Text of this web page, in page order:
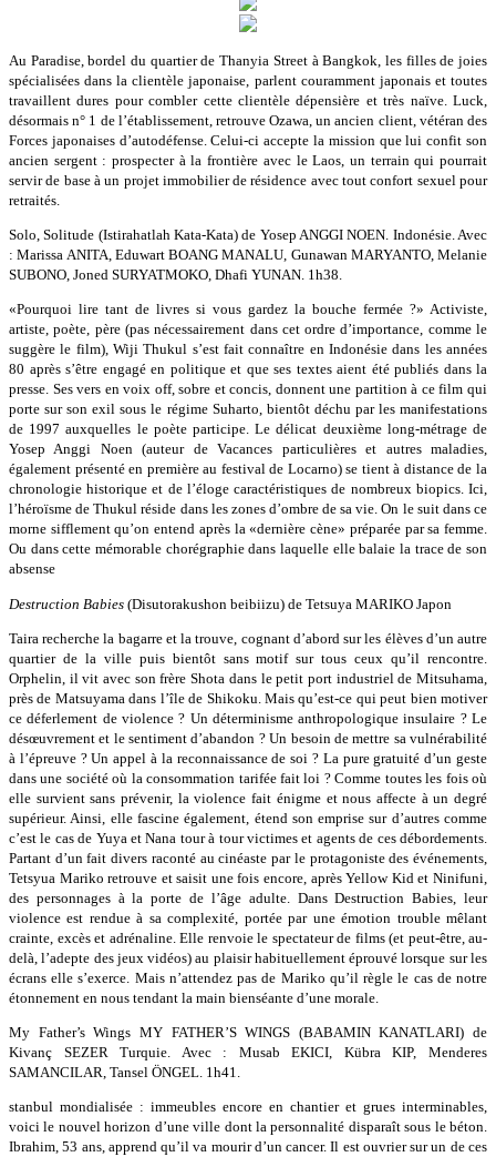
Au Paradise, bordel du quartier de Thanyia Street à Bangkok, les filles de joies
spécialisées dans la clientèle japonaise, parlent couramment japonais et toutes
travaillent dures pour combler cette clientèle dépensière et très naïve. Luck,
désormais n° 1 de l’établissement, retrouve Ozawa, un ancien client, vétéran des
Forces japonaises d’autodéfense. Celui-ci accepte la mission que lui confit son
ancien sergent : prospecter à la frontière avec le Laos, un terrain qui pourrait
servir de base à un projet immobilier de résidence avec tout confort sexuel pour
retraités.
Solo, Solitude (Istirahatlah Kata-Kata) de Yosep ANGGI NOEN. Indonésie. Avec
: Marissa ANITA, Eduwart BOANG MANALU, Gunawan MARYANTO, Melanie
SUBONO, Joned SURYATMOKO, Dhafi YUNAN. 1h38.
«Pourquoi lire tant de livres si vous gardez la bouche fermée ?» Activiste,
artiste, poète, père (pas nécessairement dans cet ordre d’importance, comme le
suggère le film), Wiji Thukul s’est fait connaître en Indonésie dans les années
80 après s’être engagé en politique et que ses textes aient été publiés dans la
presse. Ses vers en voix off, sobre et concis, donnent une partition à ce film qui
porte sur son exil sous le régime Suharto, bientôt déchu par les manifestations
de 1997 auxquelles le poète participe. Le délicat deuxième long-métrage de
Yosep Anggi Noen (auteur de Vacances particulières et autres maladies,
également présenté en première au festival de Locarno) se tient à distance de la
chronologie historique et de l’éloge caractéristiques de nombreux biopics. Ici,
l’héroïsme de Thukul réside dans les zones d’ombre de sa vie. On le suit dans ce
morne sifflement qu’on entend après la «dernière cène» préparée par sa femme.
Ou dans cette mémorable chorégraphie dans laquelle elle balaie la trace de son
absense
Destruction Babies (Disutorakushon beibiizu) de Tetsuya MARIKO Japon
Taira recherche la bagarre et la trouve, cognant d’abord sur les élèves d’un autre
quartier de la ville puis bientôt sans motif sur tous ceux qu’il rencontre.
Orphelin, il vit avec son frère Shota dans le petit port industriel de Mitsuhama,
près de Matsuyama dans l’île de Shikoku. Mais qu’est-ce qui peut bien motiver
ce déferlement de violence ? Un déterminisme anthropologique insulaire ? Le
désœuvrement et le sentiment d’abandon ? Un besoin de mettre sa vulnérabilité
à l’épreuve ? Un appel à la reconnaissance de soi ? La pure gratuité d’un geste
dans une société où la consommation tarifée fait loi ? Comme toutes les fois où
elle survient sans prévenir, la violence fait énigme et nous affecte à un degré
supérieur. Ainsi, elle fascine également, étend son emprise sur d’autres comme
c’est le cas de Yuya et Nana tour à tour victimes et agents de ces débordements.
Partant d’un fait divers raconté au cinéaste par le protagoniste des événements,
Tetsyua Mariko retrouve et saisit une fois encore, après Yellow Kid et Ninifuni,
des personnages à la porte de l’âge adulte. Dans Destruction Babies, leur
violence est rendue à sa complexité, portée par une émotion trouble mêlant
crainte, excès et adrénaline. Elle renvoie le spectateur de films (et peut-être, au-
delà, l’adepte des jeux vidéos) au plaisir habituellement éprouvé lorsque sur les
écrans elle s’exerce. Mais n’attendez pas de Mariko qu’il règle le cas de notre
étonnement en nous tendant la main bienséante d’une morale.
My Father’s Wings MY FATHER’S WINGS (BABAMIN KANATLARI) de
Kivanç SEZER Turquie. Avec : Musab EKICI, Kübra KIP, Menderes
SAMANCILAR, Tansel ÖNGEL. 1h41.
stanbul mondialisée : immeubles encore en chantier et grues interminables,
voici le nouvel horizon d’une ville dont la personnalité disparaît sous le béton.
Ibrahim, 53 ans, apprend qu’il va mourir d’un cancer. Il est ouvrier sur un de ces